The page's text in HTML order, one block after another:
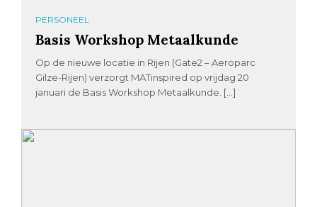
PERSONEEL
Basis Workshop Metaalkunde
Op de nieuwe locatie in Rijen (Gate2 – Aeroparc
Gilze-Rijen) verzorgt MATinspired op vrijdag 20
januari de Basis Workshop Metaalkunde. […]